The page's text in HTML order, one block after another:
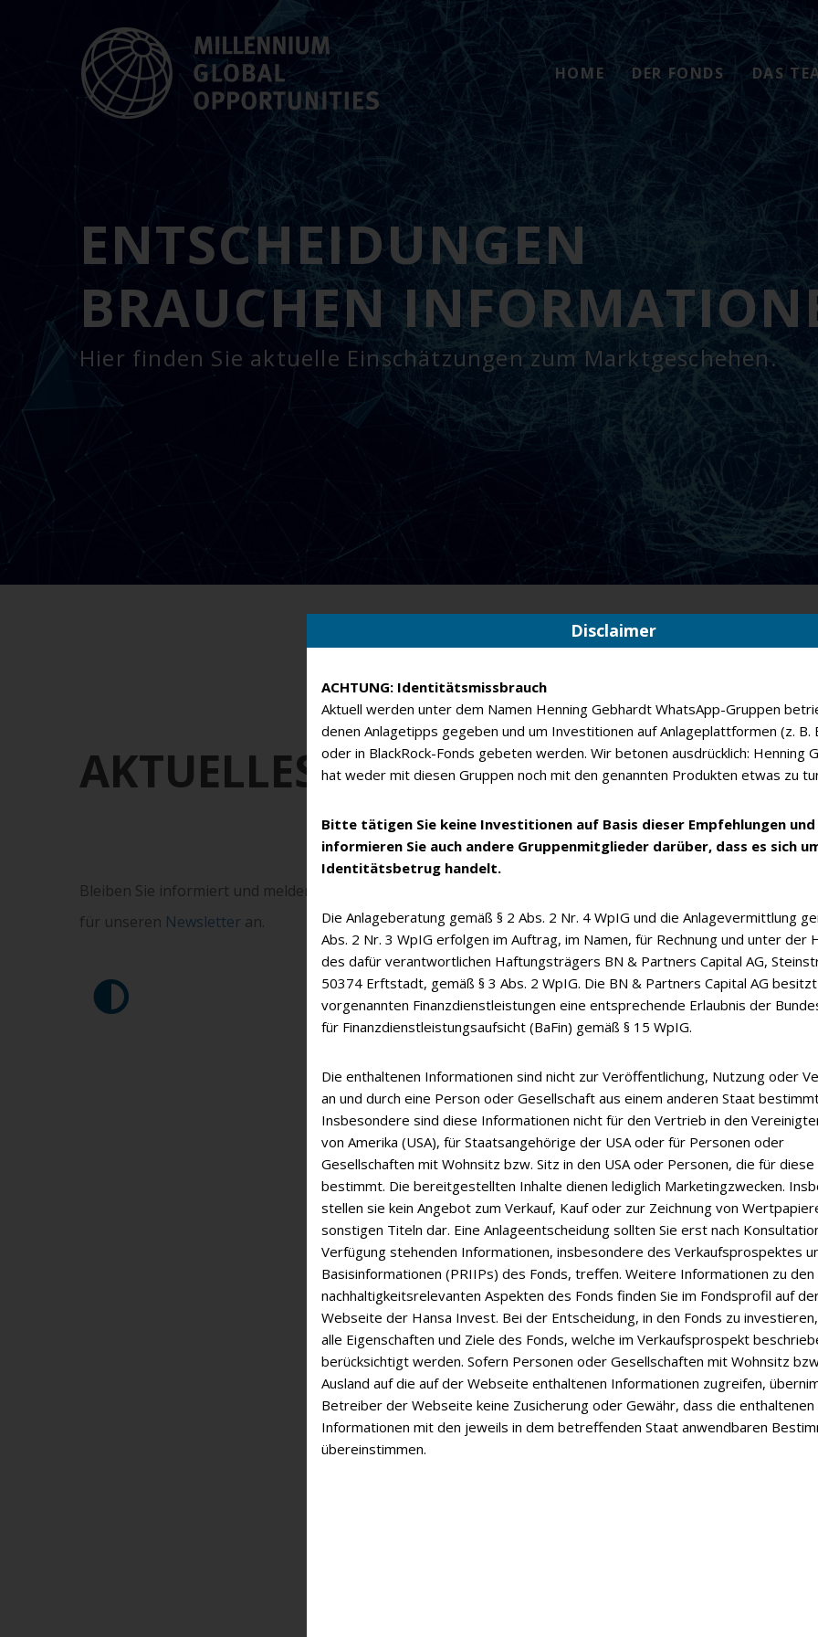
HOME DER FONDS DAS
ENTSCHEIDUNGEN
BRAUCHEN
Hier finden Sie aktuelle Einschätzungen zum Marktgeschehen.
Disclaimer
ACHTUNG: Identitätsmissbrauch
Aktuell werden unter dem Namen Henning Gebhardt WhatsApp-Gruppen
denen Anlagetipps gegeben und um Investitionen auf Anlageplattformen (z. B.
oder in BlackRock-Fonds gebeten werden. Wir betonen ausdrücklich: Henning
hat weder mit diesen Gruppen noch mit den genannten Produkten etwas zu
Bitte tätigen Sie keine Investitionen auf Basis dieser Empfehlungen und
informieren Sie auch andere Gruppenmitglieder darüber, dass es sich
Identitätsbetrug handelt.
Die Anlageberatung gemäß § 2 Abs. 2 Nr. 4 WpIG und die Anlagevermittlung
Abs. 2 Nr. 3 WpIG erfolgen im Auftrag, im Namen, für Rechnung und unter der
des dafür verantwortlichen Haftungsträgers BN & Partners Capital AG,
50374 Erftstadt, gemäß § 3 Abs. 2 WpIG. Die BN & Partners Capital AG
vorgenannten Finanzdienstleistungen eine entsprechende Erlaubnis der
für Finanzdienstleistungsaufsicht (BaFin) gemäß § 15 WpIG.
Die enthaltenen Informationen sind nicht zur Veröffentlichung, Nutzung oder
an und durch eine Person oder Gesellschaft aus einem anderen Staat
Insbesondere sind diese Informationen nicht für den Vertrieb in den
von Amerika (USA), für Staatsangehörige der USA oder für Personen oder
Gesellschaften mit Wohnsitz bzw. Sitz in den USA oder Personen, die für diese
bestimmt. Die bereitgestellten Inhalte dienen lediglich Marketingzwecken.
stellen sie kein Angebot zum Verkauf, Kauf oder zur Zeichnung von
sonstigen Titeln dar. Eine Anlageentscheidung sollten Sie erst nach
Verfügung stehenden Informationen, insbesondere des Verkaufsprospektes
Basisinformationen (PRIIPs) des Fonds, treffen. Weitere Informationen zu den
nachhaltigkeitsrelevanten Aspekten des Fonds finden Sie im Fondsprofil auf
Webseite der Hansa Invest. Bei der Entscheidung, in den Fonds zu
alle Eigenschaften und Ziele des Fonds, welche im Verkaufsprospekt
berücksichtigt werden. Sofern Personen oder Gesellschaften mit Wohnsitz
Ausland auf die auf der Webseite enthaltenen Informationen zugreifen,
Betreiber der Webseite keine Zusicherung oder Gewähr, dass die enthaltenen
Informationen mit den jeweils in dem betreffenden Staat anwendbaren
übereinstimmen.
AKTUELLES
Bleiben Sie informiert und melden Sie sich hier
für unseren Newsletter an.
Monatsbericht - August
Millenium Global Opportunities
KI-Aktien verlieren Schwung:
übernehmen
Henning Gebhardt hat dargelegt, wie sich die Märkte
Juli 2026
Hier geht es zum Beitrag
Inflationssorgen sind da – mit
Henning Gebhardt erklärt, was die steigende
Juli 2026
Hier geht es zum Beitrag